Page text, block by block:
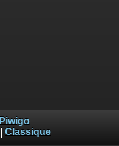
Piwigo
Classique